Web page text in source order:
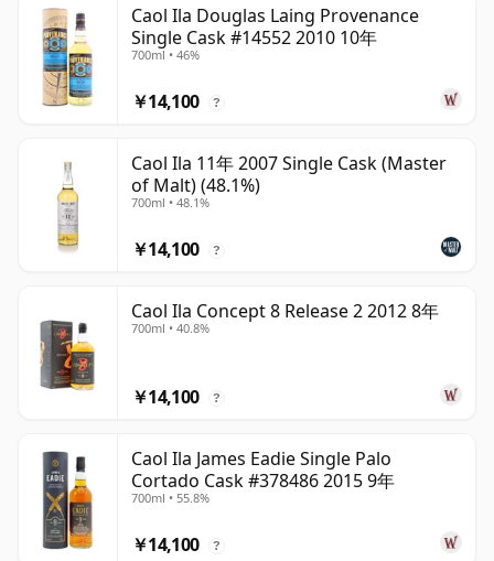
Caol Ila Douglas Laing Provenance
Single Cask #14552 2010 10年
700ml • 46%
￥14,100 ?
Caol Ila 11年 2007 Single Cask (Master
of Malt) (48.1%)
700ml • 48.1%
￥14,100 ?
Caol Ila Concept 8 Release 2 2012 8年
700ml • 40.8%
￥14,100 ?
Caol Ila James Eadie Single Palo
Cortado Cask #378486 2015 9年
700ml • 55.8%
￥14,100 ?